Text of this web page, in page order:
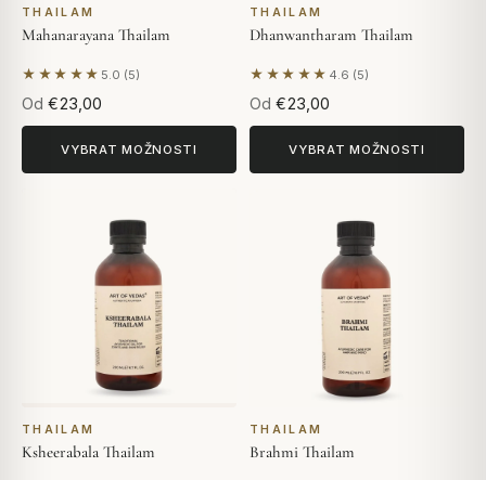
THAILAM
Mahanarayana Thailam
★★★★★ 5.0 (5)
Na základě 5 hodnocení
Od €23,00
VYBRAT MOŽNOSTI
THAILAM
Dhanwantharam Thailam
★★★★★ 4.6 (5)
Na základě 5 hodnocení
Od €23,00
VYBRAT MOŽNOSTI
THAILAM
Ksheerabala Thailam
THAILAM
Brahmi Thailam